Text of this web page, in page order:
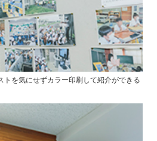
トを気にせずカラー印刷して紹介ができる